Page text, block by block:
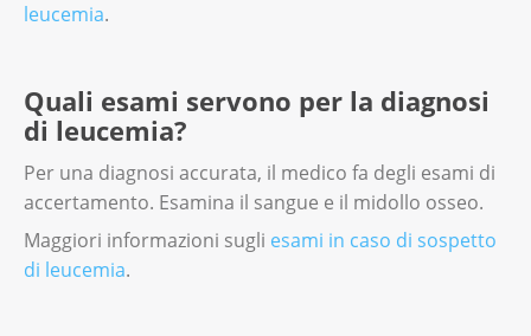
leucemia.
Quali esami servono per la diagnosi
di leucemia?
Per una diagnosi accurata, il medico fa degli esami di
accertamento. Esamina il sangue e il midollo osseo.
Maggiori informazioni sugli esami in caso di sospetto
di leucemia.